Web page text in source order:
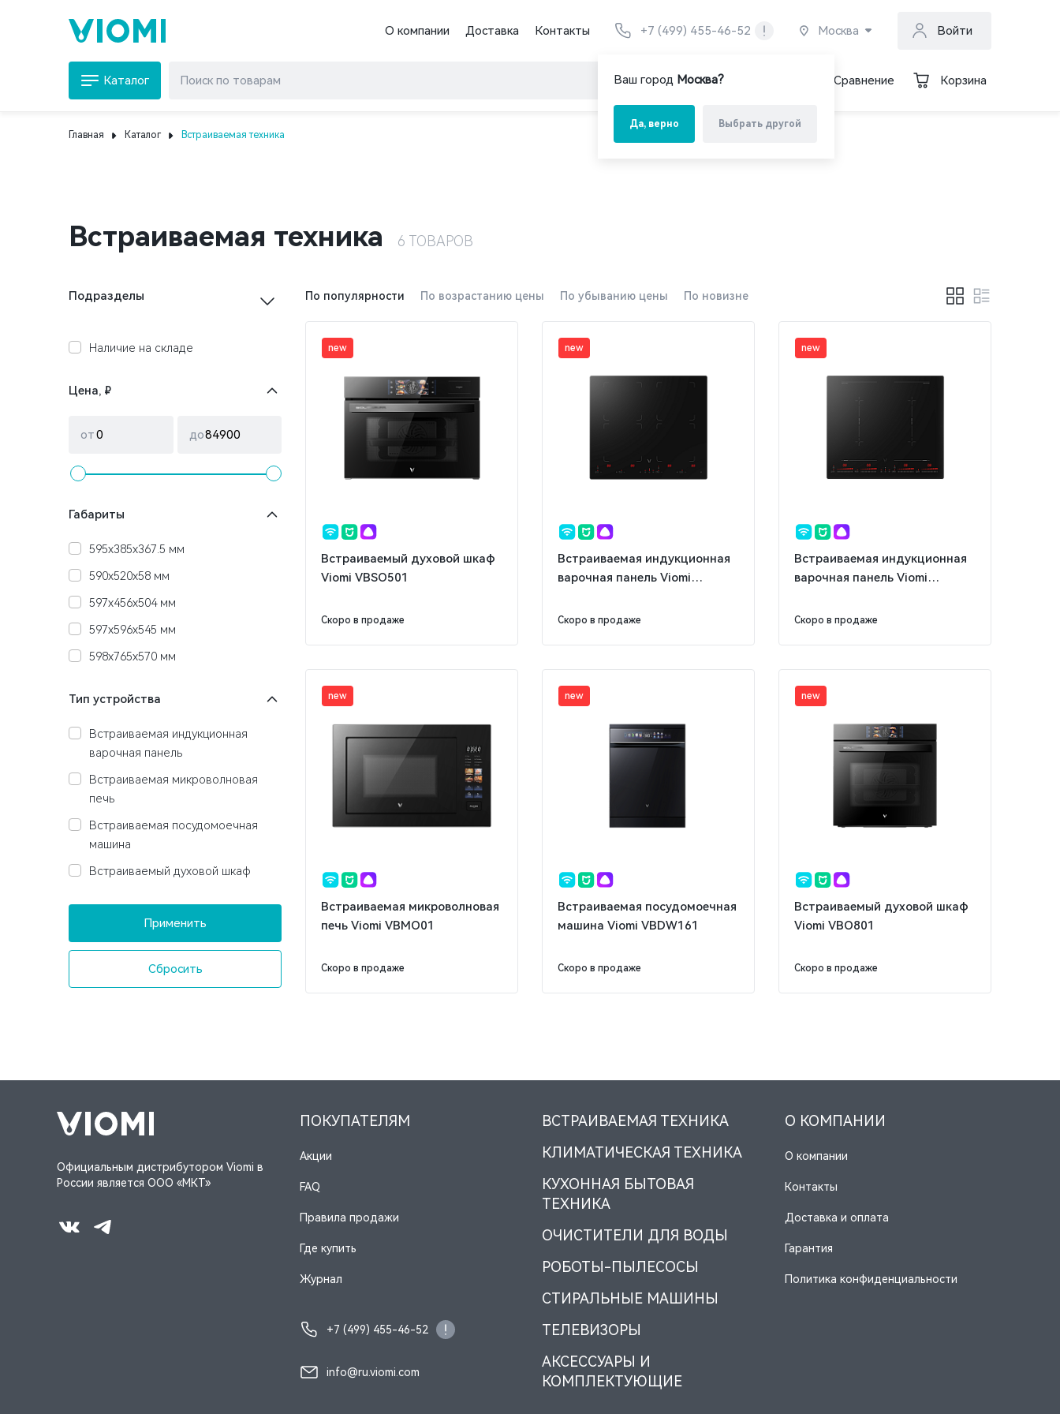
О компании Доставка Контакты +7 (499) 455-46-52 Москва
Ваш город Москва?
Да, верно Выбрать другой
Войти
Каталог Сравнение Корзина
Главная Каталог Встраиваемая техника
Встраиваемая техника 6 ТОВАРОВ
Подразделы
Наличие на складе
Цена, ₽
от до
Габариты
595x385x367.5 мм
590x520x58 мм
597x456x504 мм
597x596x545 мм
598x765x570 мм
Тип устройства
Встраиваемая индукционная
варочная панель
Встраиваемая микроволновая
печь
Встраиваемая посудомоечная
машина
Встраиваемый духовой шкаф
Применить
Сбросить
По популярности По возрастанию цены По убыванию цены По новизне
new
Встраиваемый духовой шкаф
Viomi VBSO501
Скоро в продаже
new
Встраиваемая индукционная
варочная панель Viomi
Скоро в продаже
new
Встраиваемая индукционная
варочная панель Viomi
Скоро в продаже
new
Встраиваемая микроволновая
печь Viomi VBMO01
Скоро в продаже
new
Встраиваемая посудомоечная
машина Viomi VBDW161
Скоро в продаже
new
Встраиваемый духовой шкаф
Viomi VBO801
Скоро в продаже
Официальным дистрибутором Viomi в
России является ООО «МКТ»
ПОКУПАТЕЛЯМ
Акции
FAQ
Правила продажи
Где купить
Журнал
+7 (499) 455-46-52
info@ru.viomi.com
ВСТРАИВАЕМАЯ ТЕХНИКА
КЛИМАТИЧЕСКАЯ ТЕХНИКА
КУХОННАЯ БЫТОВАЯ
ТЕХНИКА
ОЧИСТИТЕЛИ ДЛЯ ВОДЫ
РОБОТЫ-ПЫЛЕСОСЫ
СТИРАЛЬНЫЕ МАШИНЫ
ТЕЛЕВИЗОРЫ
АКСЕССУАРЫ И
КОМПЛЕКТУЮЩИЕ
О КОМПАНИИ
О компании
Контакты
Доставка и оплата
Гарантия
Политика конфиденциальности